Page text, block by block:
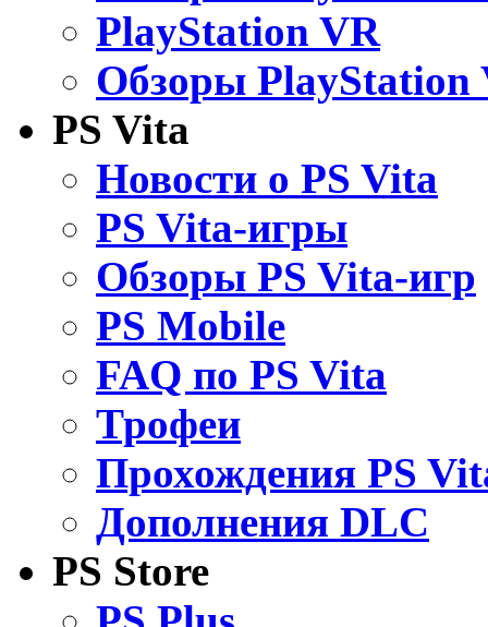
PlayStation VR
Обзоры PlayStation
PS Vita
Новости о PS Vita
PS Vita-игры
Обзоры PS Vita-игр
PS Mobile
FAQ по PS Vita
Трофеи
Прохождения PS
Дополнения DLC
PS Store